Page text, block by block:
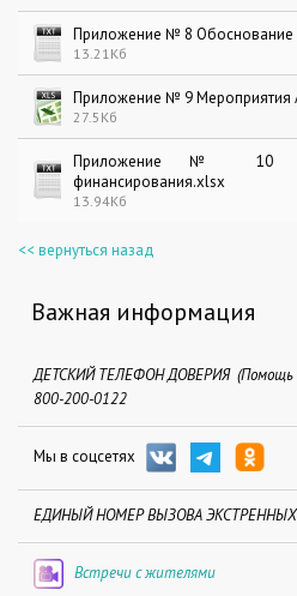
Приложение № 8
13.21Кб
Приложение № 9 Мероприятия
27.5Кб
Приложение № 10
финансирования.xlsx
13.94Кб
<< вернуться назад
Важная информация
ДЕТСКИЙ ТЕЛЕФОН ДОВЕРИЯ (Помощь
800-200-0122
Мы в соцсетях
ЕДИНЫЙ НОМЕР ВЫЗОВА ЭКСТРЕННЫХ
Встречи с жителями